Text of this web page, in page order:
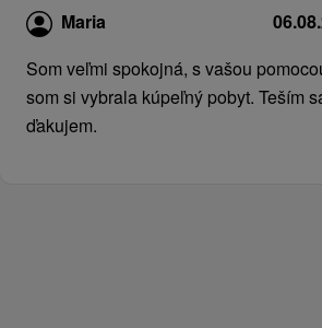
Maria
Som veľmi spokojná, s vašou
som si vybrala kúpeľný pobyt. Teším
ďakujem.